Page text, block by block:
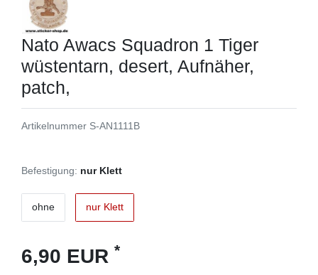
Nato Awacs Squadron 1 Tiger
wüstentarn, desert, Aufnäher,
patch,
Artikelnummer S-AN1111B
Befestigung: nur Klett
ohne nur Klett
6,90 EUR *